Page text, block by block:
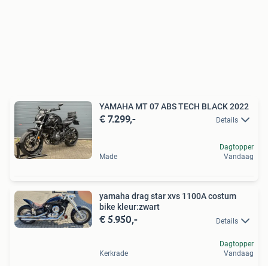
YAMAHA MT 07 ABS TECH BLACK 2022
€ 7.299,- Details
Made
Dagtopper
Vandaag
yamaha drag star xvs 1100A costum
bike kleur:zwart
€ 5.950,- Details
Kerkrade
Dagtopper
Vandaag